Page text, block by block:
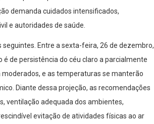
demanda cuidados intensificados,
e autoridades de saúde.
Entre a sexta-feira, 26 de dezembro,
de persistência do céu claro a parcialmente
e as temperaturas se manterão
Diante dessa projeção, as recomendações
ventilação adequada dos ambientes,
evitação de atividades físicas ao ar